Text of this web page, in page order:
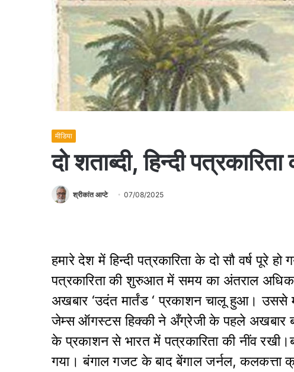
मीडिया
दो शताब्दी, हिन्दी पत्रकारिता
श्रीकांत आप्टे 07/08/2025
हमारे देश में हिन्दी पत्रकारिता के दो सौ वर्ष पूरे
पत्रकारिता की शुरुआत में समय का अंतराल
अखबार ‘उदंत मार्तंड ‘ प्रकाशन चालू हुआ।
जेम्स ऑगस्टस हिक्की ने अँग्रेजी के पहले अखबार
के प्रकाशन से भारत में पत्रकारिता की नींव
गया। बंगाल गजट के बाद बेंगाल जर्नल, कलकत्ता